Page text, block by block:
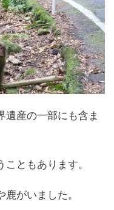
遺産の一部にも含ま
ともあります。
がいました。